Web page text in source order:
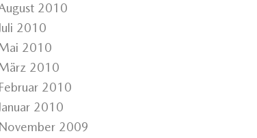
2010
Juli 2010
2010
2010
Februar 2010
Januar 2010
November 2009